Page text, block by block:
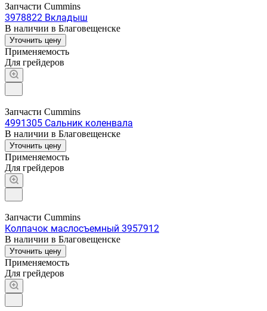
Запчасти Cummins
3978822 Вкладыш
В наличии в Благовещенске
Уточнить цену
Применяемость
Для грейдеров
Запчасти Cummins
4991305 Сальник коленвала
В наличии в Благовещенске
Уточнить цену
Применяемость
Для грейдеров
Запчасти Cummins
Колпачок маслосъемный 3957912
В наличии в Благовещенске
Уточнить цену
Применяемость
Для грейдеров